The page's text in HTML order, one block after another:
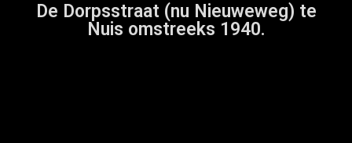
De Dorpsstraat (nu Nieuweweg) te
Nuis omstreeks 1940.